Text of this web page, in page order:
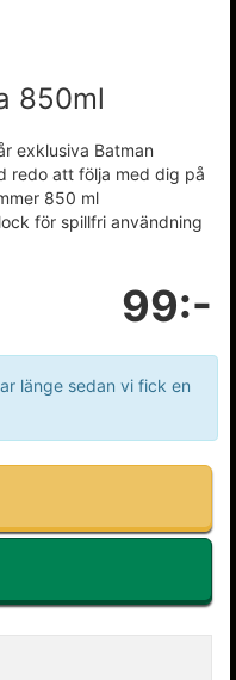
850ml
exklusiva Batman
redo att följa med dig på
850 ml
för spillfri användning
99:-
länge sedan vi fick en